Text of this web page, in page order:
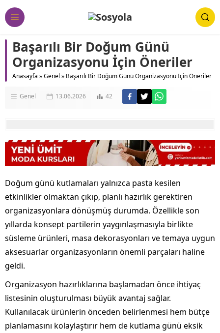
Başarılı Bir Doğum Günü
Organizasyonu İçin Öneriler
Anasayfa »Genel » Başarılı Bir Doğum Günü Organizasyonu İçin Öneriler
Genel 13.06.2026 42
Doğum günü kutlamaları yalnızca pasta kesilen
etkinlikler olmaktan çıkıp, planlı hazırlık gerektiren
organizasyonlara dönüşmüş durumda. Özellikle son
yıllarda konsept partilerin yaygınlaşmasıyla birlikte
süsleme ürünleri, masa dekorasyonları ve temaya uygun
aksesuarlar organizasyonların önemli parçaları haline
geldi.
Organizasyon hazırlıklarına başlamadan önce ihtiyaç
listesinin oluşturulması büyük avantaj sağlar.
Kullanılacak ürünlerin önceden belirlenmesi hem bütçe
planlamasını kolaylaştırır hem de kutlama günü eksik